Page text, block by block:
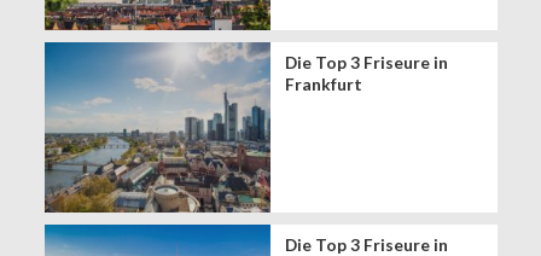
Die Top 3 Friseure in
Frankfurt
Die Top 3 Friseure in